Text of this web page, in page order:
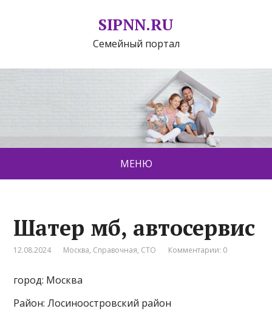
SIPNN.RU
Семейный портал
МЕНЮ
Шатер мб, автосервис
12.08.2024 Москва, Справочная, СТО Комментарии: 0
город: Москва
Район: Лосиноостровский район